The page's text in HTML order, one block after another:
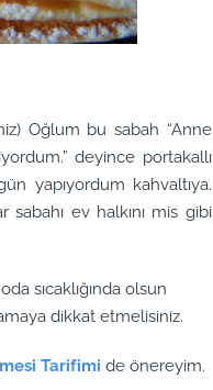
Oğlum bu sabah “Anne
deyince portakallı
yapıyordum kahvaltıya.
ev halkını mis gibi
sıcaklığında olsun
dikkat etmelisiniz.
Tarifimi de önereyim.